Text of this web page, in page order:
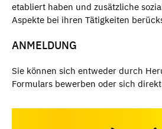
etabliert haben und zusätzliche
Aspekte bei ihren Tätigkeiten
ANMELDUNG
Sie können sich entweder durch
Formulars bewerben oder sich